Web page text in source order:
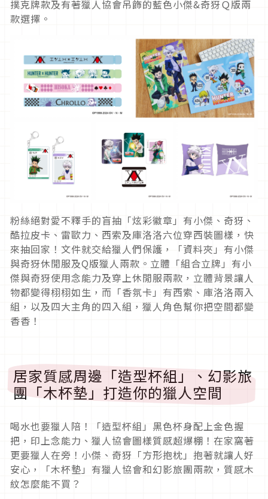
撲克牌款及有著獵人協會吊飾的藍色小傑&奇犽Ｑ版兩
款選擇。
粉絲絕對愛不釋手的盲抽「炫彩徽章」有小傑、奇犽、
酷拉皮卡、雷歐力、西索及庫洛洛六位穿西裝圖樣，快
來抽回家！文件就交給獵人們保護，「資料夾」有小傑
與奇犽休閒服及Q版獵人兩款。立體「組合立牌」有小
傑與奇犽使用念能力及穿上休閒服兩款，立體背景讓人
物都變得栩栩如生，而「香氛卡」有西索、庫洛洛兩入
組，以及四大主角的四入組，獵人角色幫你把空間都變
香香！
居家質感周邊「造型杯組」、幻影旅
團「木杯墊」打造你的獵人空間
喝水也要獵人陪！「造型杯組」黑色杯身配上金色握
把，印上念能力、獵人協會圖樣質感超爆棚！在家窩著
更要獵人在旁！小傑、奇犽「方形抱枕」抱著就讓人好
安心，「木杯墊」有獵人協會和幻影旅團兩款，質感木
紋怎麼能不買？